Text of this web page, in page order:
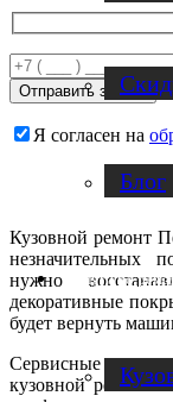
Блог
Услуги по
Я согласен на
Кузовной ремонт
незначительных
нужно
декоративные
будет вернуть
Сервисные
кузовной ремонт